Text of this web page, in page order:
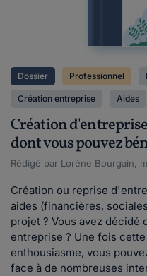
Dossier Professionnel
Création entreprise Aides
Création
dont vous pouvez
Rédigé par Lorène Bourgain,
Création ou reprise
aides (financières,
projet ? Vous avez décidé
entreprise ? Une fois
enthousiasme, vous
face à de nombreuses